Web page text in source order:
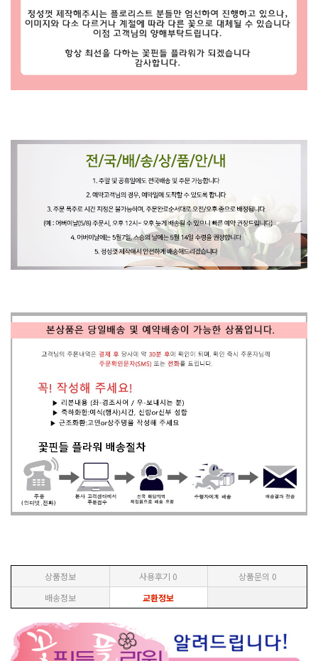
상품정보 사용후기 0 상품문의 0
배송정보
교환정보